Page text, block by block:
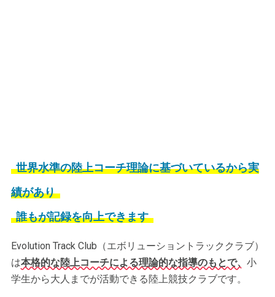
世界水準の陸上コーチ理論に基づいているから実
績があり
誰もが記録を向上できます
Evolution Track Club（エボリューショントラッククラブ）
は本格的な陸上コーチによる理論的な指導のもとで、 小
学生から大人までが活動できる陸上競技クラブです。